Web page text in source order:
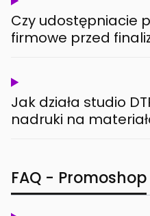
Czy udostępniacie
firmowe przed
Jak działa studio
nadruki na
FAQ - Promoshop